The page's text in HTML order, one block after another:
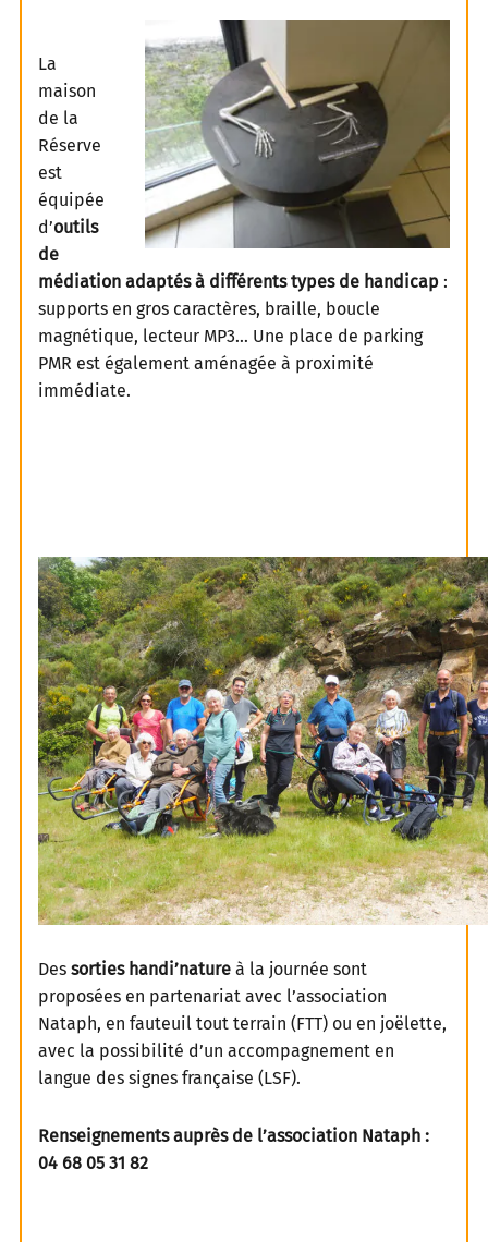
La
maison
de la
Réserve
est
équipée
d’outils
de
médiation adaptés à différents types de handicap :
supports en gros caractères, braille, boucle
magnétique, lecteur MP3… Une place de parking
PMR est également aménagée à proximité
immédiate.
Des sorties handi’nature à la journée sont
proposées en partenariat avec l’association
Nataph, en fauteuil tout terrain (FTT) ou en joëlette,
avec la possibilité d’un accompagnement en
langue des signes française (LSF).
Renseignements auprès de l’association Nataph :
04 68 05 31 82